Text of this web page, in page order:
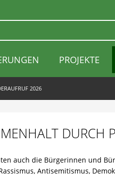
PROJEKTE
2026
DURCH
auch die Bürgerinnen und
Antisemitismus,